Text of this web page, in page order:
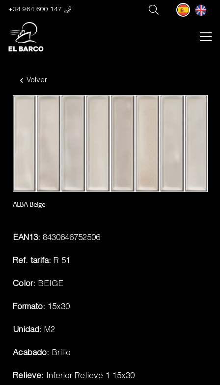
+34 964 600 147
Volver
ALBA Beige
EAN13: 8430646752506
Ref. tarifa: R 51
Color: BEIGE
Formato: 15x30
Unidad: M2
Acabado: Brillo
Relieve: Inferior Relieve 1 15x30